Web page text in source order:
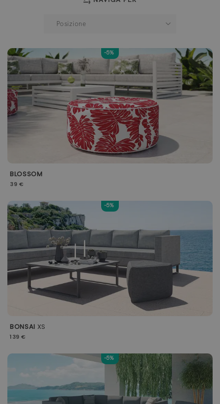
-5%
BLOSSOM
39 €
-5%
BONSAI XS
139 €
-5%